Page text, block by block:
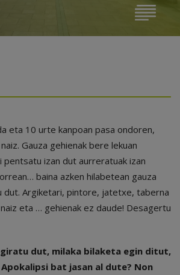
eta 10 urte kanpoan pasa ondoren,
Gauza gehienak bere lekuan
izan dut aurreratuak izan
baina azken hilabetean gauza
dut. Argiketari, pintore, jatetxe, taberna
eta … gehienak ez daude! Desagertu
dut, milaka bilaketa egin ditut,
bat jasan al dute? Non